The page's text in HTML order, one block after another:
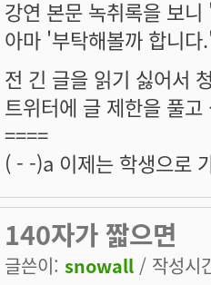
강연 본문 녹취록을 보
아마 '부탁해볼까 합니
전 긴 글을 읽기 싫어서
트위터에 글 제한을 풀
====
( - -)a 이제는 학생으로
140자가 짧으면
글쓴이: snowall / 작성시